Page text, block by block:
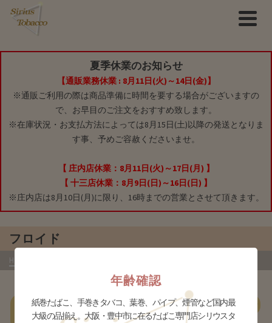
夏季休業のお知らせ
【通販業務休業 : 8月11日(火)～14日(金)】
※通販ご利用の際は商品準備に時間を要する場合がございますの
で、お早目のご注文をおすすめ致します。
※在庫状況・お支払方法によっては8月15日(土)以降の発送となりま
す事、予めご容赦くださいませ。
【 庄内店休業：8月11日(火)～17日(月) 】
【 十三店休業：8月9日(日)～16日(日) 】
※庄内店は8月10日(月)に限り、16時までの営業とさせて頂きます。
フロイド
HOME
あ行 か行 さ行 た行 な行 は行 ま行 やらわ行
年齢確認
紙巻たばこ、手巻きタバコ、葉巻、パイプ、煙管など国内最
大級の品揃え。大阪・豊中市に在るたばこ専門店シリウスタ